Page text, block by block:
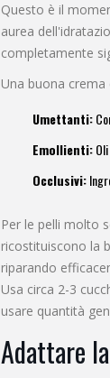
Questo è il
aurea
completamente
Una buona
Umettanti:
Emollienti:Oli
Occlusivi:
Per le pelli molto
ricostituiscono la
riparando
Usa circa 2-3
usare quantità
Adattare